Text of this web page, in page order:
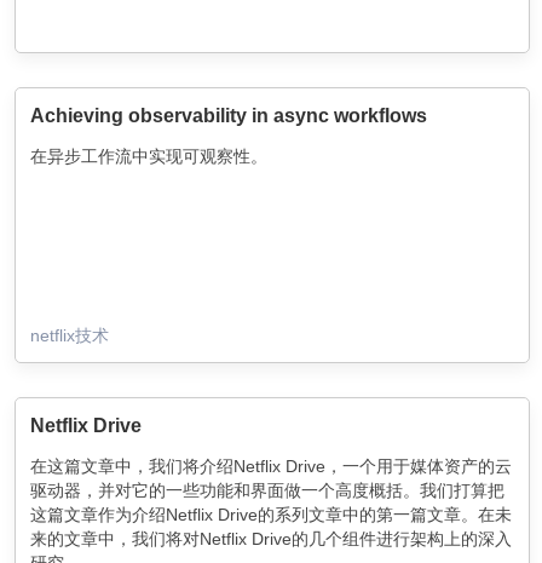
Achieving observability in async workflows
在异步工作流中实现可观察性。
netflix技术
Netflix Drive
在这篇文章中，我们将介绍Netflix Drive，一个用于媒体资产的云
驱动器，并对它的一些功能和界面做一个高度概括。我们打算把
这篇文章作为介绍Netflix Drive的系列文章中的第一篇文章。在未
来的文章中，我们将对Netflix Drive的几个组件进行架构上的深入